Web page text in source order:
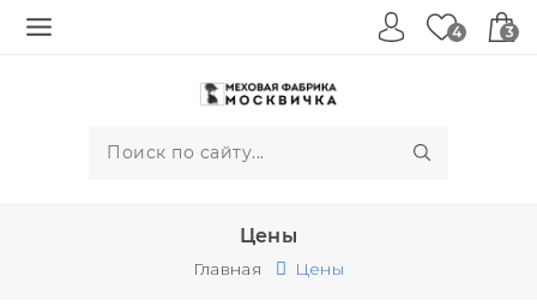
4 3
Цены
Главная Цены